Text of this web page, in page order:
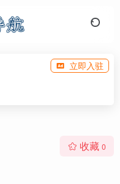
立即入驻
收藏 0